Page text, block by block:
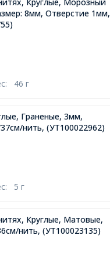
8мм, Отверстие 1мм,
46 г
Граненые, 3мм,
нить, (УТ100022962)
5 г
Круглые, Матовые,
нить, (УТ100023135)